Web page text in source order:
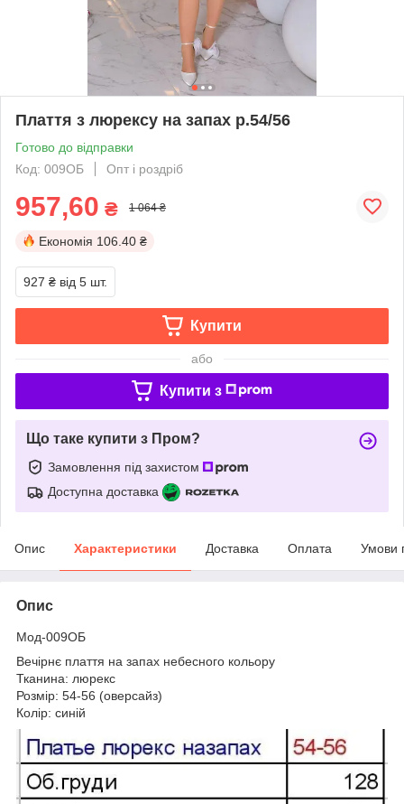
Плаття з люрексу на запах р.54/56
Готово до відправки
Код: 009ОБ
Опт і роздріб
957,60 ₴ 1 064 ₴
Економія 106.40 ₴
927 ₴ від 5 шт.
Купити
або
Купити з
Що таке купити з Пром?
Замовлення під захистом
Доступна доставка
Опис Характеристики Доставка Оплата Умови
Опис
Мод-009ОБ
Вечірнє плаття на запах небесного кольору
Тканина: люрекс
Розмір: 54-56 (оверсайз)
Колір: синій